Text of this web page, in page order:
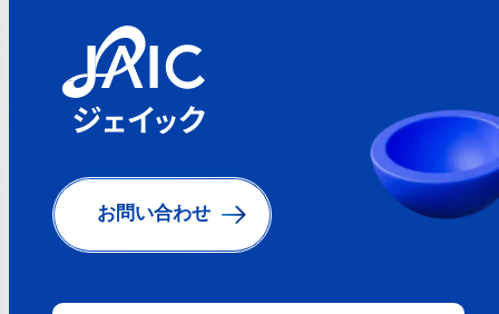
お問い合わせ